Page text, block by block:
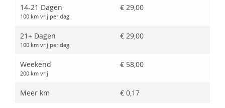
14-21 Dagen
100 km vrij per dag
€ 29,00
21+ Dagen
100 km vrij per dag
€ 29,00
Weekend
200 km vrij
€ 58,00
Meer km € 0,17